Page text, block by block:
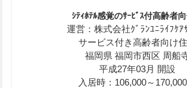
ｼﾃｨﾎﾃﾙ感覚のｻｰﾋﾞｽ付高齢者
運営：株式会社ｸﾞﾗﾝﾕﾆﾗｲﾌｹｱ
サービス付き高齢者向け
福岡県 福岡市西区 周船
平成27年03月 開設
入居時：106,000～